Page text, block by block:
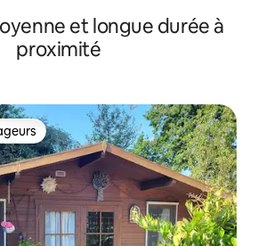
et longue durée à
proximité